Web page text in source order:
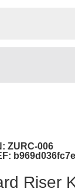
ZURC-006
b969d036fc7e
Riser